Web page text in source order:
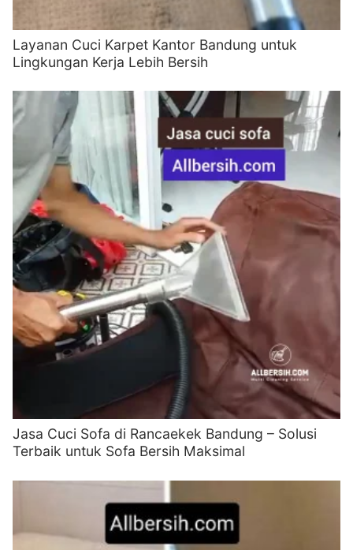
Layanan Cuci Karpet Kantor Bandung untuk
Lingkungan Kerja Lebih Bersih
Jasa Cuci Sofa di Rancaekek Bandung – Solusi
Terbaik untuk Sofa Bersih Maksimal